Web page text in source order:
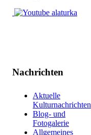
Nachrichten
Aktuelle
Kulturnachrichten
Blog- und
Fotogalerie
Allgemeines